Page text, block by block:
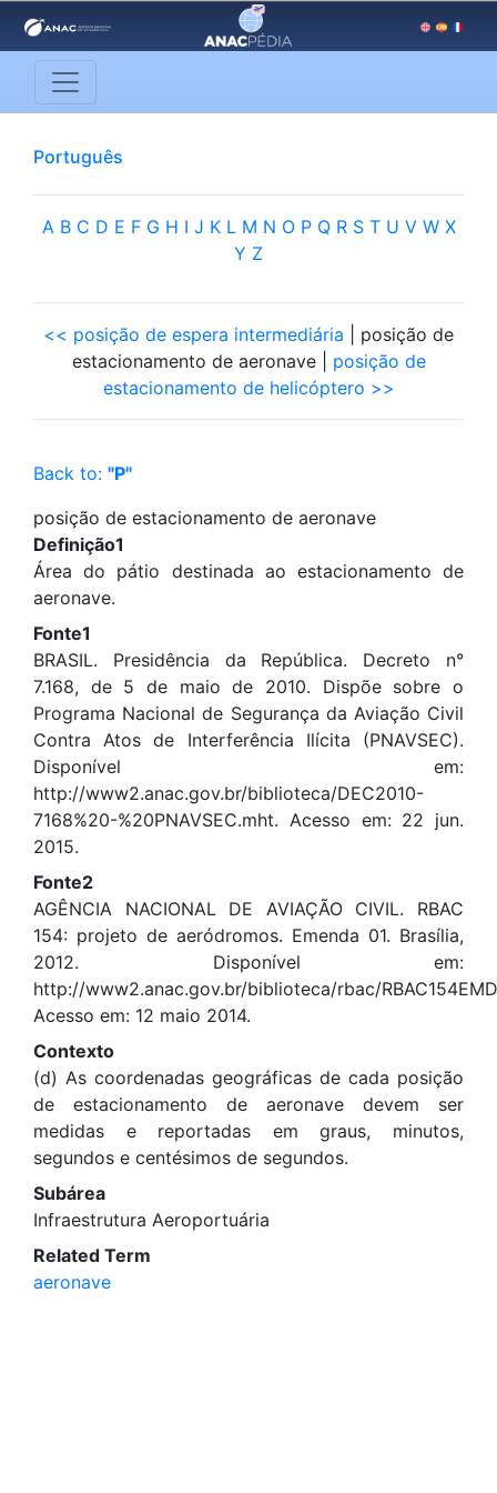
Português
A B C D E F G H I J K L M N O P Q R S T U V W X
Y Z
<< posição de espera intermediária | posição de
estacionamento de aeronave | posição de
estacionamento de helicóptero >>
Back to: "P"
posição de estacionamento de aeronave
Definição1
Área do pátio destinada ao estacionamento de
aeronave.
Fonte1
BRASIL. Presidência da República. Decreto n°
7.168, de 5 de maio de 2010. Dispõe sobre o
Programa Nacional de Segurança da Aviação Civil
Contra Atos de Interferência Ilícita (PNAVSEC).
Disponível em:
http://www2.anac.gov.br/biblioteca/DEC2010-
7168%20-%20PNAVSEC.mht. Acesso em: 22 jun.
2015.
Fonte2
AGÊNCIA NACIONAL DE AVIAÇÃO CIVIL. RBAC
154: projeto de aeródromos. Emenda 01. Brasília,
2012. Disponível em:
http://www2.anac.gov.br/biblioteca/rbac/
Acesso em: 12 maio 2014.
Contexto
(d) As coordenadas geográficas de cada posição
de estacionamento de aeronave devem ser
medidas e reportadas em graus, minutos,
segundos e centésimos de segundos.
Subárea
Infraestrutura Aeroportuária
Related Term
aeronave